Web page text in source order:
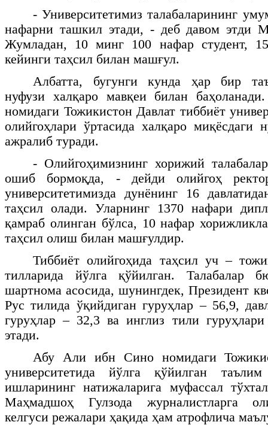
- Университетимиз талабаларининг
нафарни ташкил этади, - деб давом этди
Жумладан, 10 минг 100 нафар студент,
кейинги таҳсил билан машғул.
Албатта, бугунги кунда ҳар бир
нуфузи халқаро мавқеи билан
номидаги Тожикистон Давлат тиббиёт
олийгоҳлари ўртасида халқаро миқёсдаги
ажралиб туради.
- Олийгоҳимизнинг хорижий
ошиб бормоқда, - дейди олийгоҳ
университетимизда дунёнинг 16
таҳсил олади. Уларнинг 1370 нафари
қамраб олинган бўлса, 10 нафар
таҳсил олиш билан машғулдир.
Тиббиёт олийгоҳида таҳсил уч –
тилларида йўлга қўйилган. Талабалар
шартнома асосида, шунингдек, Президент
Рус тилида ўқийдиган гуруҳлар – 56,9,
гуруҳлар – 32,3 ва инглиз тили
этади.
Абу Али ибн Сино номидаги
университетида йўлга қўйилган
ишларининг натижаларига муфассал
Маҳмадшоҳ Гулзода журналистларга
келгуси режалари ҳақида ҳам атрофлича